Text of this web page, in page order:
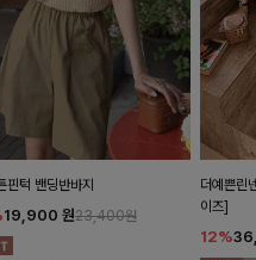
핀턱 밴딩반바지
19,900 원23,400원
더예쁜린
이즈]
12%